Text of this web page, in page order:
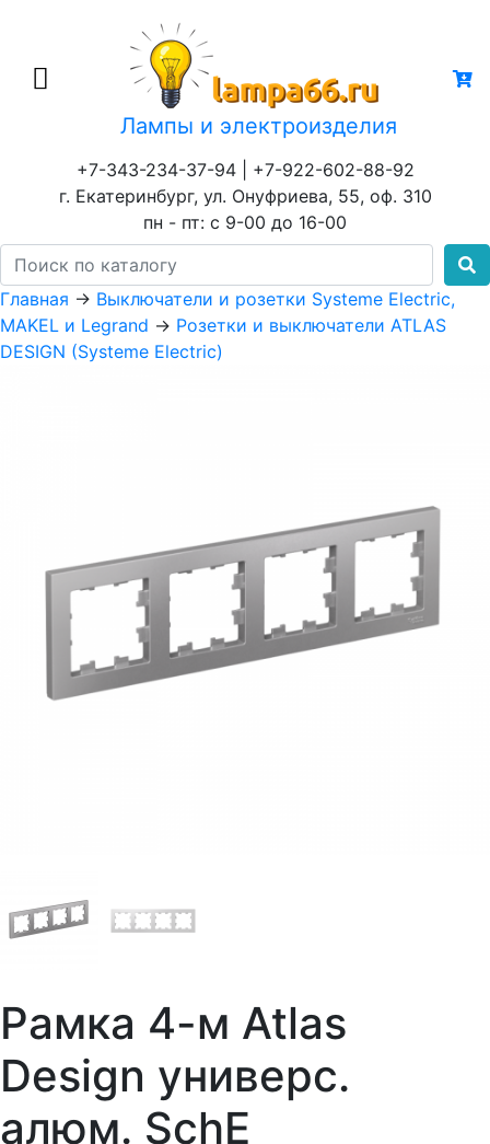
Лампы и электроизделия
+7-343-234-37-94 | +7-922-602-88-92
г. Екатеринбург, ул. Онуфриева, 55, оф. 310
пн - пт: с 9-00 до 16-00
Главная → Выключатели и розетки Systeme Electric,
MAKEL и Legrand → Розетки и выключатели ATLAS
DESIGN (Systeme Electric)
Рамка 4-м Atlas
Design универс.
алюм. SchE